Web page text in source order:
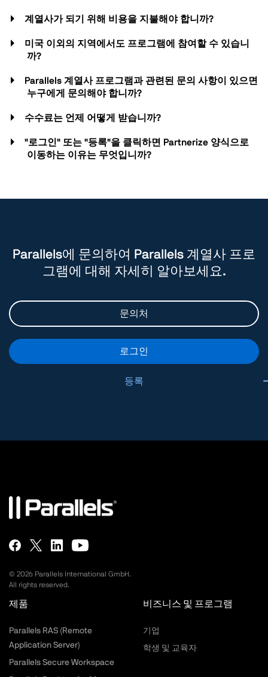
계열사가 되기 위해 비용을 지불해야 합니까?
미국 이외의 지역에서도 프로그램에 참여할 수 있습니
까?
Parallels 계열사 프로그램과 관련된 문의 사항이 있으면
누구에게 문의해야 합니까?
수수료는 언제 어떻게 받습니까?
"로그인" 또는 "등록"을 클릭하면 Partnerize 양식으로
이동하는 이유는 무엇입니까?
Parallels에 문의하여 Parallels 계열사 프로
그램에 대해 자세히 알아보세요.
문의처
로그인
등록
© 2026 Parallels International GmbH.
All rights reserved.
제품
Parallels RAS (Remote
Application Server)
Parallels Secure Workspace
비즈니스 및 프로그램
기업
학생 및 교육자